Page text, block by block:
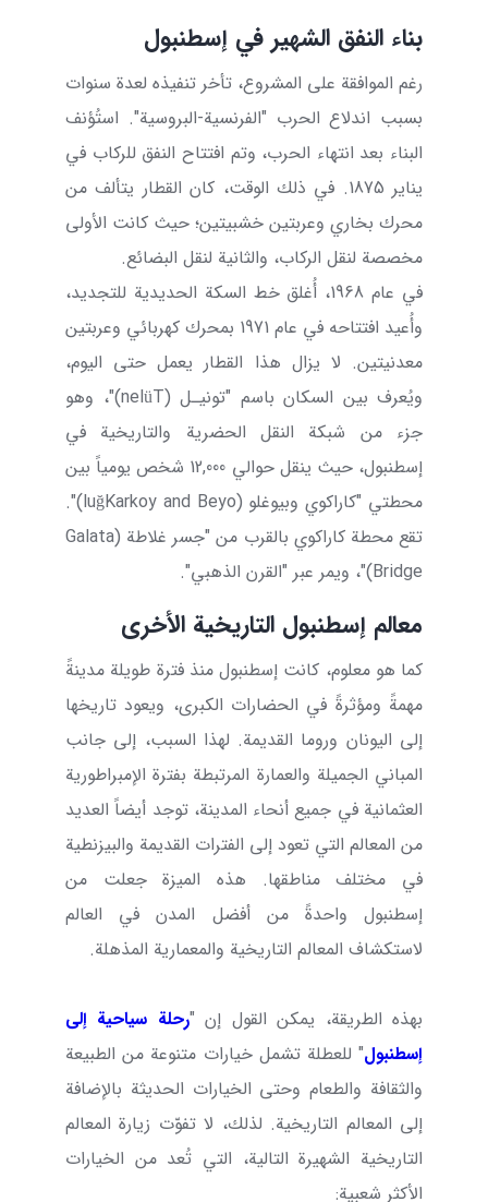
بناء النفق الشهير في إسطنبول
رغم الموافقة على المشروع، تأخر تنفيذه لعدة سنوات
بسبب اندلاع الحرب "الفرنسية-البروسية". استُؤنف
البناء بعد انتهاء الحرب، وتم افتتاح النفق للركاب في
يناير 1875. في ذلك الوقت، كان القطار يتألف من
محرك بخاري وعربتين خشبيتين؛ حيث كانت الأولى
مخصصة لنقل الركاب، والثانية لنقل البضائع.
في عام 1968، أُغلق خط السكة الحديدية للتجديد،
وأُعيد افتتاحه في عام 1971 بمحرك كهربائي وعربتين
معدنيتين. لا يزال هذا القطار يعمل حتى اليوم،
ويُعرف بين السكان باسم "تونيـل (T
ü
nel)"، وهو
جزء من شبكة النقل الحضرية والتاريخية في
إسطنبول، حيث ينقل حوالي 12,000 شخص يومياً بين
محطتي "كاراكوي وبيوغلو (Karkoy and Beyo
ğ
lu
)".
تقع محطة كاراكوي بالقرب من "جسر غلاطة (Galata
Bridge)"، ويمر عبر "القرن الذهبي".
معالم إسطنبول التاريخية الأخرى
كما هو معلوم، كانت إسطنبول منذ فترة طويلة مدينةً
مهمةً ومؤثرةً في الحضارات الكبرى، ويعود تاريخها
إلى اليونان وروما القديمة. لهذا السبب، إلى جانب
المباني الجميلة والعمارة المرتبطة بفترة الإمبراطورية
العثمانية في جميع أنحاء المدينة، توجد أيضاً العديد
من المعالم التي تعود إلى الفترات القديمة والبيزنطية
في مختلف مناطقها. هذه الميزة جعلت من
إسطنبول واحدةً من أفضل المدن في العالم
لاستكشاف المعالم التاريخية والمعمارية المذهلة.
بهذه الطريقة، يمكن القول إن "رحلة سياحية إلى
إسطنبول" للعطلة تشمل خيارات متنوعة من الطبيعة
والثقافة والطعام وحتى الخيارات الحديثة بالإضافة
إلى المعالم التاريخية. لذلك، لا تفوّت زيارة المعالم
التاريخية الشهيرة التالية، التي تُعد من الخيارات
الأكثر شعبية: